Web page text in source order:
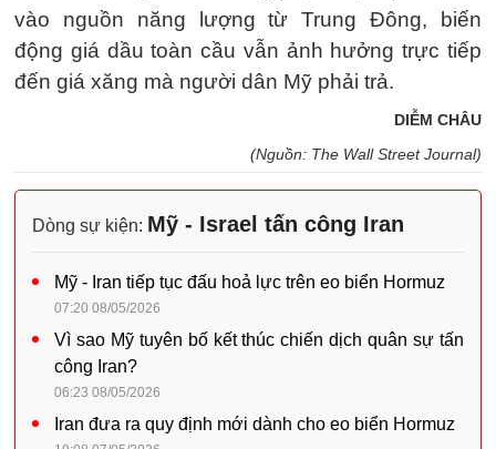
vào nguồn năng lượng từ Trung Đông, biến
động giá dầu toàn cầu vẫn ảnh hưởng trực tiếp
đến giá xăng mà người dân Mỹ phải trả.
DIỄM CHÂU
(Nguồn: The Wall Street Journal)
Dòng sự kiện: Mỹ - Israel tấn công Iran
Mỹ - Iran tiếp tục đấu hoả lực trên eo biển Hormuz
07:20 08/05/2026
Vì sao Mỹ tuyên bố kết thúc chiến dịch quân sự tấn
công Iran?
06:23 08/05/2026
Iran đưa ra quy định mới dành cho eo biển Hormuz